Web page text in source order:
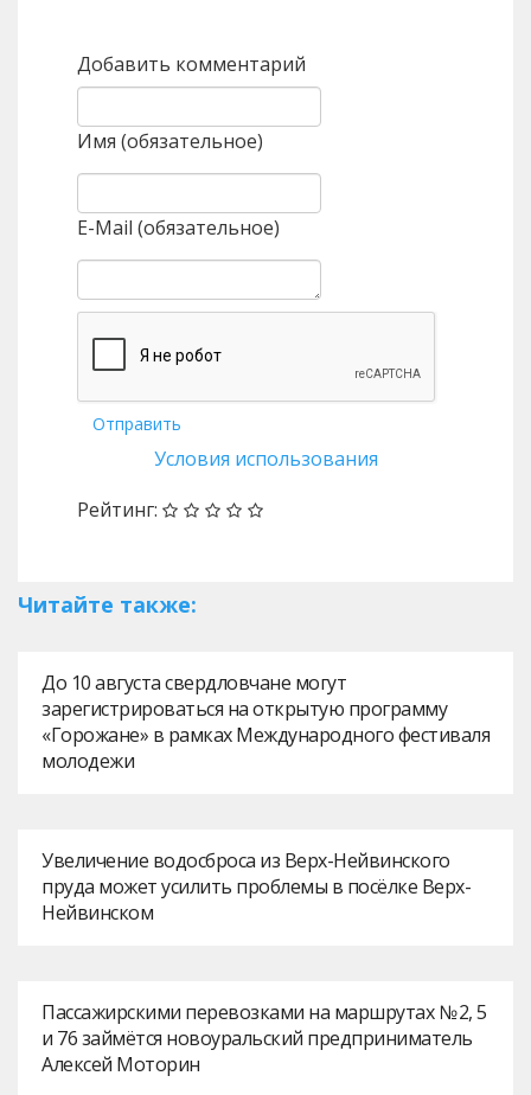
Добавить комментарий
Имя (обязательное)
E-Mail (обязательное)
Отправить
Условия использования
Рейтинг:
Читайте также:
До 10 августа свердловчане могут
зарегистрироваться на открытую программу
«Горожане» в рамках Международного фестиваля
молодежи
Увеличение водосброса из Верх-Нейвинского
пруда может усилить проблемы в посёлке Верх-
Нейвинском
Пассажирскими перевозками на маршрутах № 2, 5
и 76 займётся новоуральский предприниматель
Алексей Моторин